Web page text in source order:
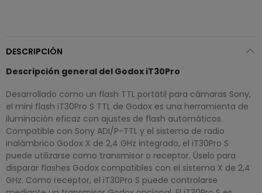
DESCRIPCIÓN
Descripción general del Godox iT30Pro
Desarrollado como un flash TTL portátil para cámaras Sony,
el mini flash iT30Pro S TTL de Godox es una herramienta de
iluminación eficaz con ajustes de flash automáticos.
Compatible con Sony ADI/P-TTL y el sistema de radio
inalámbrico Godox X de 2,4 GHz integrado, el iT30Pro S
puede utilizarse como transmisor o receptor. Úselo para
disparar flashes Godox compatibles con el sistema X de 2,4
GHz. Como receptor, el iT30Pro S puede controlarse